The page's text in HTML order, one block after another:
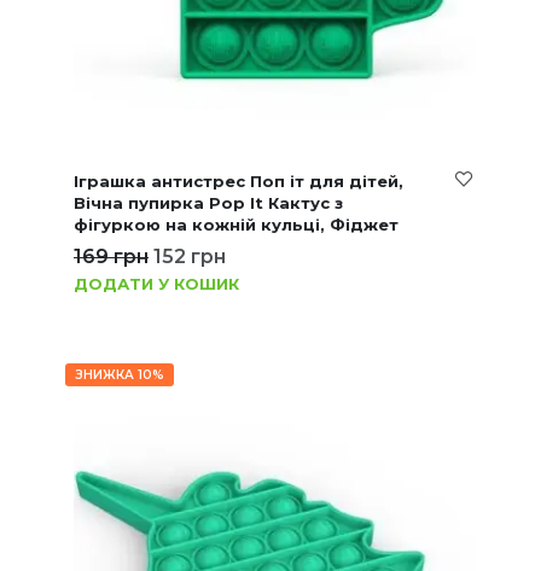
Іграшка антистрес Поп іт для дітей,
Вічна пупирка Pop It Кактус з
фігуркою на кожній кульці, Фіджет
169грн 152 грн
ДОДАТИ У КОШИК
ЗНИЖКА 10%